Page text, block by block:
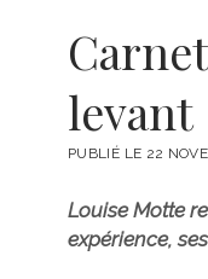
levant
PUBLIÉ LE 22
Louise Motte
expérience,